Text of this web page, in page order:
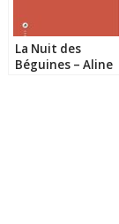
La Nuit des
Béguines – Aline